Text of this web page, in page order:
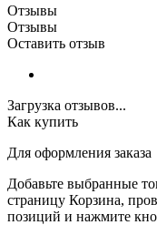
Отзывы
Отзывы
Оставить отзыв
Загрузка отзывов...
Как купить
Для оформления заказа
Добавьте выбранные
страницу Корзина,
позиций и нажмите